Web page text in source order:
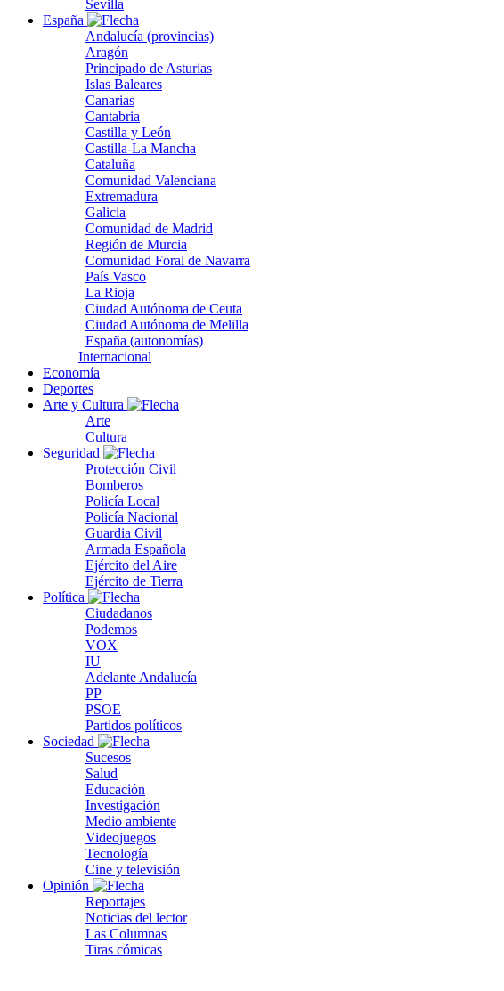
Sevilla
España
Andalucía (provincias)
Aragón
Principado de Asturias
Islas Baleares
Canarias
Cantabria
Castilla y León
Castilla-La Mancha
Cataluña
Comunidad Valenciana
Extremadura
Galicia
Comunidad de Madrid
Región de Murcia
Comunidad Foral de Navarra
País Vasco
La Rioja
Ciudad Autónoma de Ceuta
Ciudad Autónoma de Melilla
España (autonomías)
Internacional
Economía
Deportes
Arte y Cultura
Arte
Cultura
Seguridad
Protección Civil
Bomberos
Policía Local
Policía Nacional
Guardia Civil
Armada Española
Ejército del Aire
Ejército de Tierra
Política
Ciudadanos
Podemos
VOX
IU
Adelante Andalucía
PP
PSOE
Partidos políticos
Sociedad
Sucesos
Salud
Educación
Investigación
Medio ambiente
Videojuegos
Tecnología
Cine y televisión
Opinión
Reportajes
Noticias del lector
Las Columnas
Tiras cómicas